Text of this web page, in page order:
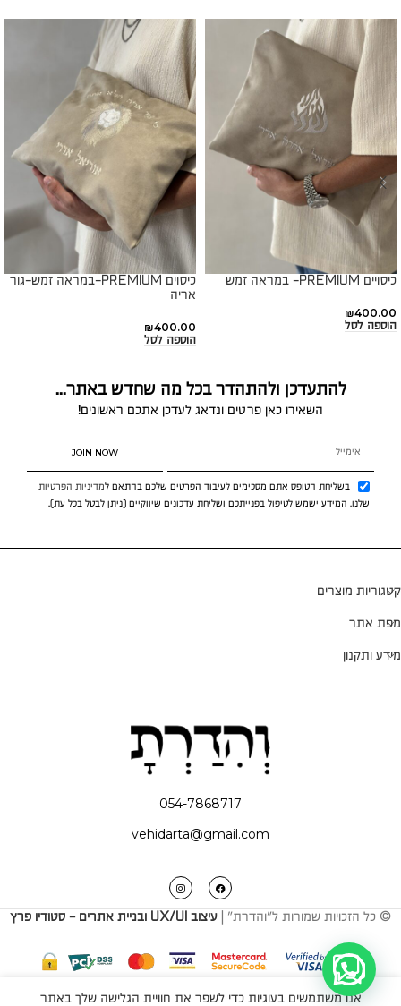
כיסויים PREMIUM- במראה זמש
₪400.00
הוספה לסל
כיסוים PREMIUM-במראה זמש-גור
אריה
₪400.00
הוספה לסל
להתעדכן ולהתהדר בכל מה שחדש באתר...
השאירו כאן פרטים ונדאג לעדכן אתכם ראשונים!
בשליחת הטופס אתם מסכימים לעיבוד הפרטים שלכם בהתאם למדיניות הפרטיות
שלנו. המידע ישמש לטיפול בפנייתכם ושליחת עדכונים שיווקיים (ניתן לבטל בכל עת).
JOIN NOW
קטגוריות מוצרים
מפת אתר
מידע ותקנון
054-7868717
vehidarta@gmail.com
© כל הזכויות שמורות ל"והדרת" | עיצוב UX/UI ובניית אתרים - סטודיו פרץ
אנו משתמשים בעוגיות כדי לשפר את חוויית הגלישה שלך באתר